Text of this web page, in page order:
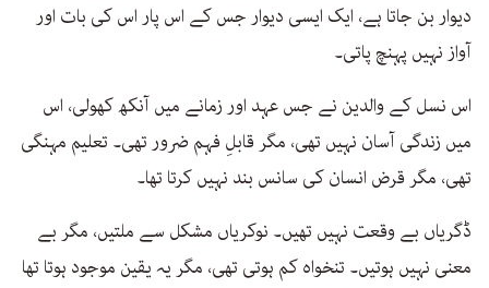
دیوار بن جاتا ہے، ایک ایسی دیوار جس کے اس پار اس کی بات اور
آواز نہیں پہنچ پاتی۔
اس نسل کے والدین نے جس عہد اور زمانے میں آنکھ کھولی، اس
میں زندگی آسان نہیں تھی، مگر قابلِ فہم ضرور تھی۔ تعلیم مہنگی
تھی، مگر قرض انسان کی سانس بند نہیں کرتا تھا۔
ڈگریاں بے وقعت نہیں تھیں۔ نوکریاں مشکل سے ملتیں، مگر بے
معنی نہیں ہوتیں۔ تنخواہ کم ہوتی تھی، مگر یہ یقین موجود ہوتا تھا